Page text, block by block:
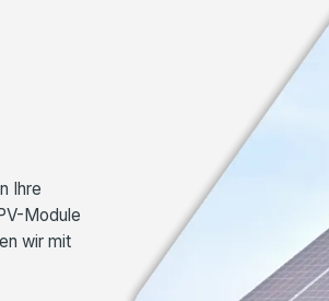
Ihre
Module
wir mit